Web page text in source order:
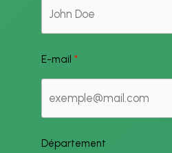
E-mail
Département